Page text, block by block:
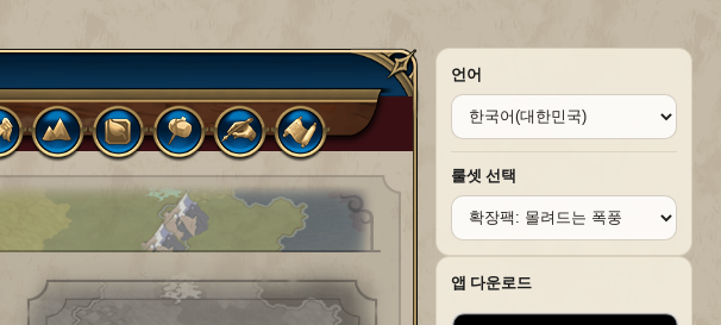
언어
룰셋 선택
앱 다운로드